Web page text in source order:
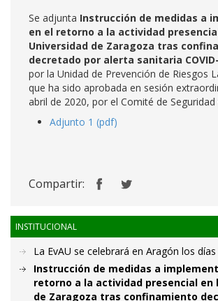
Se adjunta Instrucción de medidas a
en el retorno a la actividad
Universidad de Zaragoza tras
decretado por alerta sanitaria
por la Unidad de Prevención de Riesgos
que ha sido aprobada en sesión
abril de 2020, por el Comité de Seguridad
Adjunto 1 (pdf)
Compartir:
INSTITUCIONAL
La EvAU se celebrará en Aragón los
Instrucción de medidas a
retorno a la actividad presencial en
de Zaragoza tras confinamiento